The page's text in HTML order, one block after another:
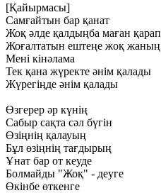
[Қайырмасы]
Самғайтын бар қанат
Жоқ әлде қалдыңба маған қарап
Жоғалтатын ештеңе жоқ жаның
Мені кінәлама
Тек қана жүректе әнім қалады
Жүрегіңде әнім қалады
Өзгерер әр күнің
Сабыр сақта сәл бүгін
Өзіңнің қалауың
Бұл өзіңнің тағдырың
Ұнат бар от кеуде
Болмайды "Жоқ" - деуге
Өкінбе өткенге